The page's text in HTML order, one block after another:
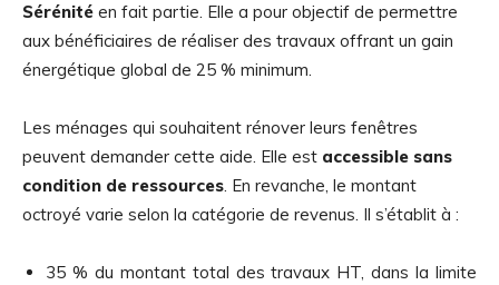
Sérénité en fait partie. Elle a pour objectif de permettre
aux bénéficiaires de réaliser des travaux offrant un gain
énergétique global de 25 % minimum.
Les ménages qui souhaitent rénover leurs fenêtres
peuvent demander cette aide. Elle est accessible sans
condition de ressources. En revanche, le montant
octroyé varie selon la catégorie de revenus. Il s’établit à :
35 % du montant total des travaux HT, dans la limite